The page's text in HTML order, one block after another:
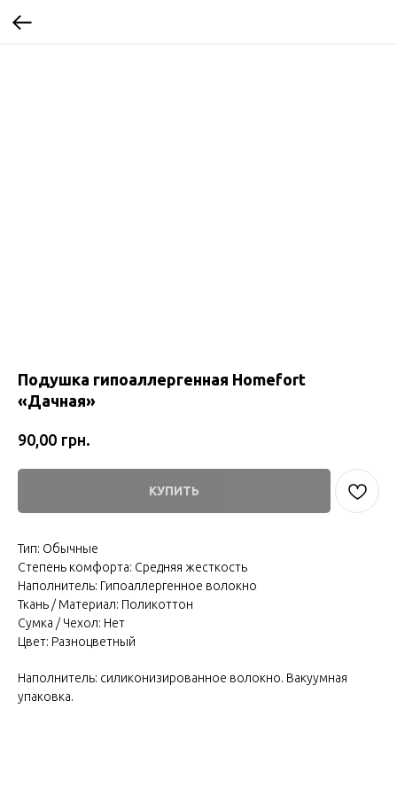
Подушка гипоаллергенная Homefort
«Дачная»
90,00 грн.
КУПИТЬ
Наполнитель: силиконизированное волокно. Вакуумная
упаковка.
Тип: Обычные
Степень комфорта: Средняя жесткость
Наполнитель: Гипоаллергенное волокно
Ткань / Материал: Поликоттон
Сумка / Чехол: Нет
Цвет: Разноцветный